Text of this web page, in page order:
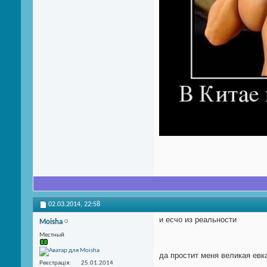
02.03.2014, 22:58
Moisha
Местный
Реєстрація 25.01.2014
и есчо из реальности
да простит меня великая